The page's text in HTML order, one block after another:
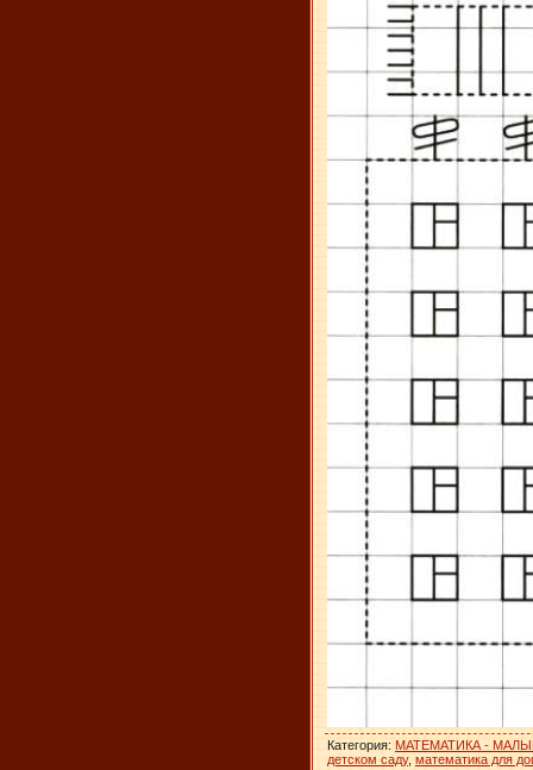
Категория: МАТЕМАТИКА -
детском саду, математика для